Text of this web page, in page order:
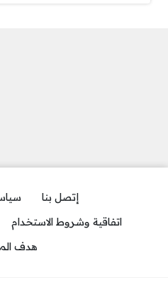
إتصل بنا
اتفاقية وشروط الاستخدام
هدف